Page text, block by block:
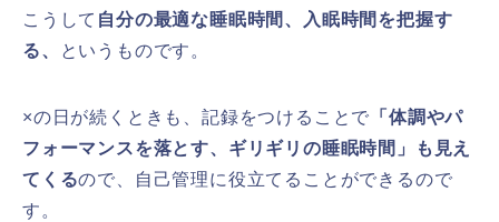
こうして 自分の最適な睡眠時間、入眠時間を把握す
る、
というものです。
×の日が続くときも、記録をつけることで 「体調やパ
フォーマンスを落とす、ギリギリの睡眠時間」も見え
てくるので、自己管理に役立てることができるので
す。